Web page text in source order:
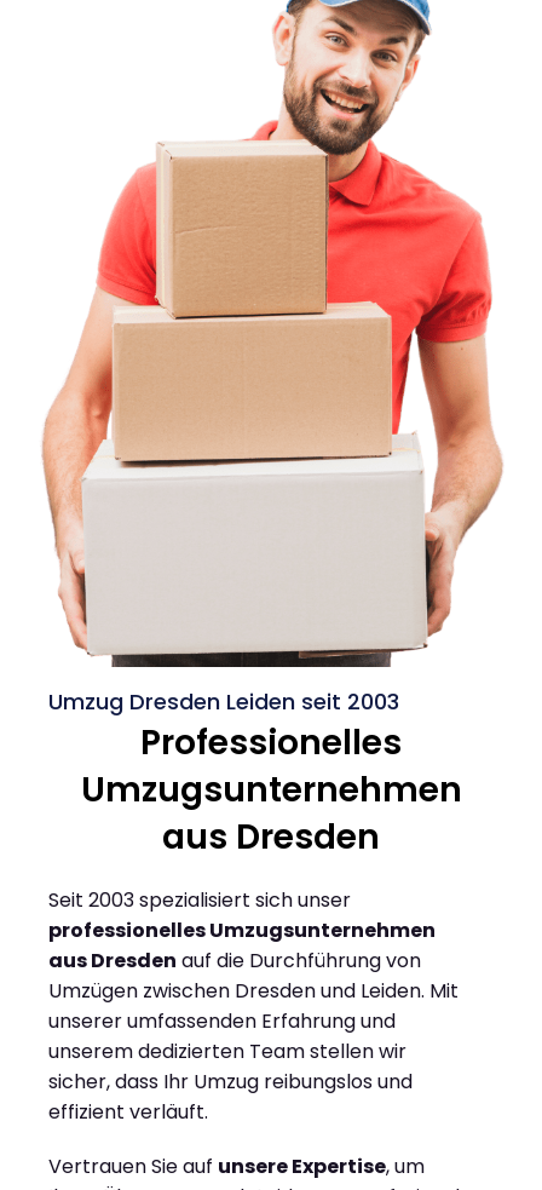
Umzug Dresden Leiden seit 2003
Professionelles
Umzugsunternehmen
aus Dresden
Seit 2003 spezialisiert sich unser
professionelles Umzugsunternehmen
aus Dresden auf die Durchführung von
Umzügen zwischen Dresden und Leiden. Mit
unserer umfassenden Erfahrung und
unserem dedizierten Team stellen wir
sicher, dass Ihr Umzug reibungslos und
effizient verläuft.
Vertrauen Sie auf unsere Expertise, um